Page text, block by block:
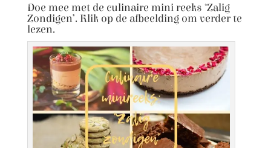
Doe mee met de culinaire mini reeks ‘Zalig
Zondigen’. Klik op de afbeelding om verder te
lezen.